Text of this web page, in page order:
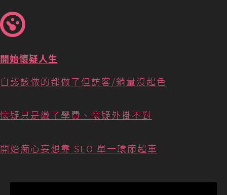
開始懷疑人生
自認該做的都做了但訪客/銷量沒起色
懷疑只是繳了學費、懷疑外掛不對
開始痴心妄想靠 SEO 單一環節超車